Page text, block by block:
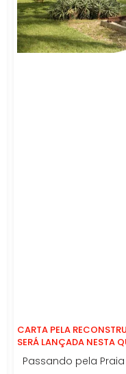
CARTA PELA
SERÁ LANÇADA NESTA
Passando pela